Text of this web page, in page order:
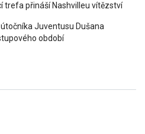
trefa přináší Nashvilleu vítězství
Juventusu Dušana
období